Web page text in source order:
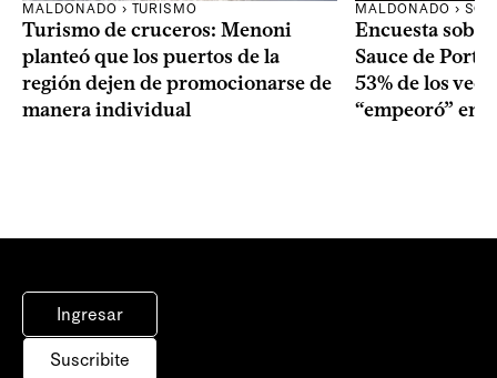
MALDONADO › TURISMO
Turismo de cruceros: Menoni
planteó que los puertos de la
región dejen de promocionarse de
manera individual
MALDONADO ›
Encuesta
Sauce de
53% de los
“empeoró” en
Ingresar
Suscribite